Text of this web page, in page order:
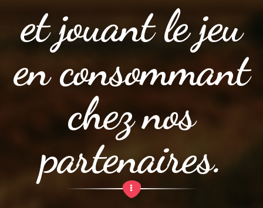
et jouant le jeu
en consommant
chez nos
partenaires.